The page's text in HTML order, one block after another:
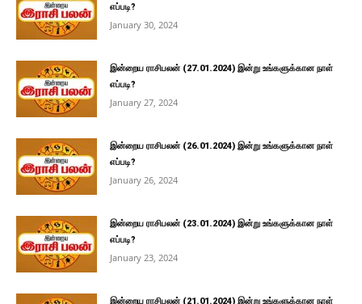
எப்படி?
January 30, 2024
இன்றைய ராசிபலன் (27.01.2024) இன்று உங்களுக்கான நாள்
எப்படி?
January 27, 2024
இன்றைய ராசிபலன் (26.01.2024) இன்று உங்களுக்கான நாள்
எப்படி?
January 26, 2024
இன்றைய ராசிபலன் (23.01.2024) இன்று உங்களுக்கான நாள்
எப்படி?
January 23, 2024
இன்றைய ராசிபலன் (21.01.2024) இன்று உங்களுக்கான நாள்